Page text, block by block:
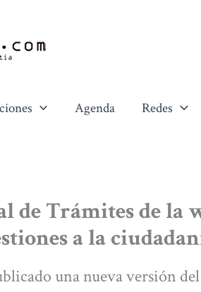
Agenda Redes
de Trámites de la
a la
una nueva versión